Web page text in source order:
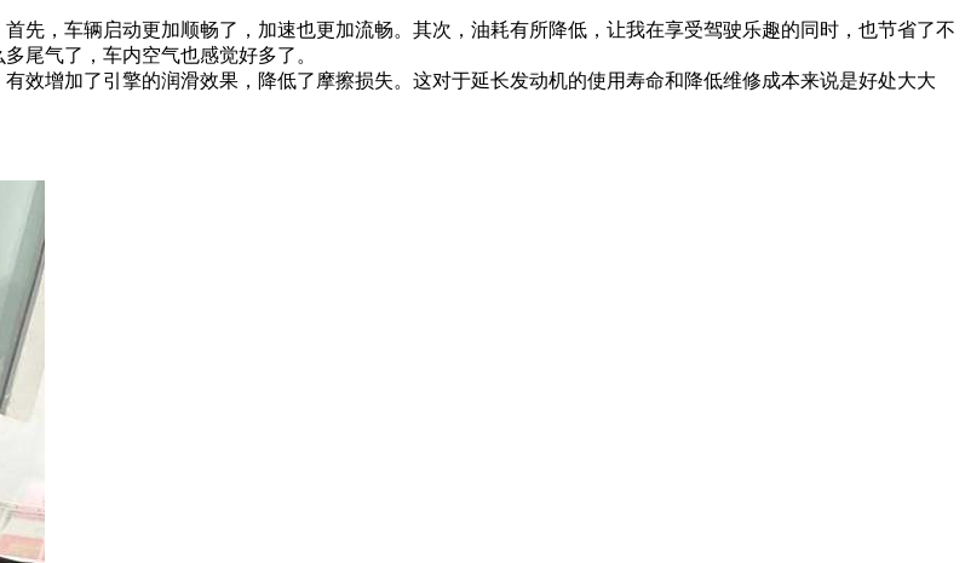
，车辆启动更加顺畅了，加速也更加流畅。其次，油耗有所降低，让我在享受驾驶乐趣的同时，也节省了不
尾气了，车内空气也感觉好多了。
效增加了引擎的润滑效果，降低了摩擦损失。这对于延长发动机的使用寿命和降低维修成本来说是好处大大